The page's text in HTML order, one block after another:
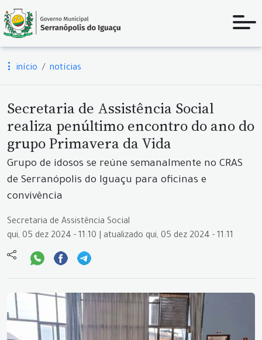
início notícias
Secretaria de Assistência Social
realiza penúltimo encontro do ano do
grupo Primavera da Vida
Grupo de idosos se reúne semanalmente no CRAS
de Serranópolis do Iguaçu para oficinas e
convivência
Secretaria de Assistência Social
qui, 05 dez 2024 - 11:10 | atualizado qui, 05 dez 2024 - 11:11